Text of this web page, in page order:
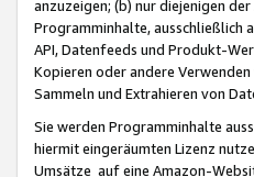
anzuzeigen; (b) nur diejenigen
Programminhalte, ausschließlich
API, Datenfeeds und Produkt-
Kopieren oder andere
Sammeln und Extrahieren von
Sie werden Programminhalte
hiermit eingeräumten Lizenz
Umsätze auf eine Amazon-